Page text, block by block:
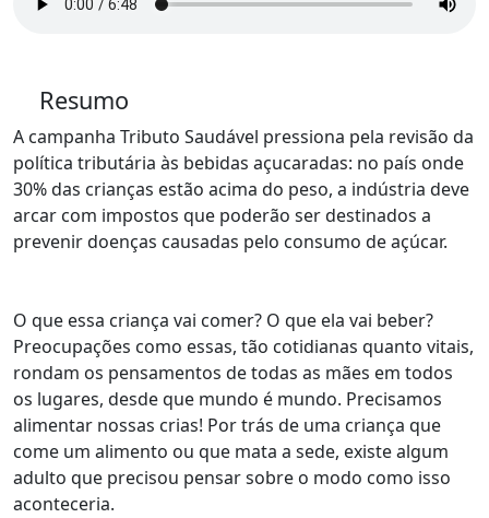
Resumo
A campanha Tributo Saudável pressiona pela revisão da
política tributária às bebidas açucaradas: no país onde
30% das crianças estão acima do peso, a indústria deve
arcar com impostos que poderão ser destinados a
prevenir doenças causadas pelo consumo de açúcar.
O que essa criança vai comer? O que ela vai beber?
Preocupações como essas, tão cotidianas quanto vitais,
rondam os pensamentos de todas as mães em todos
os lugares, desde que mundo é mundo. Precisamos
alimentar nossas crias! Por trás de uma criança que
come um alimento ou que mata a sede, existe algum
adulto que precisou pensar sobre o modo como isso
aconteceria.